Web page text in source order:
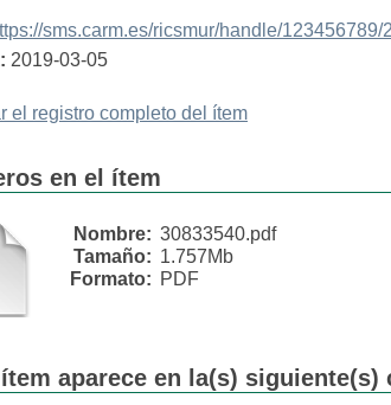
sms.carm.es/ricsmur/handle/123456789/
2019-03-05
el registro completo del ítem
en el ítem
Nombre: 30833540.pdf
Tamaño: 1.757Mb
Formato: PDF
aparece en la(s) siguiente(s)